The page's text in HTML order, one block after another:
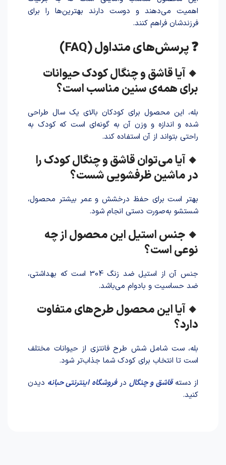
اهمیت می‌دهند و دوست دارند بهترین‌ها را برای
فرزندشان فراهم کنند.
❓ پرسش‌های متداول (FAQ)
🔸 آیا قاشق و چنگال کودک حیوانات
برای همه‌ی سنین مناسب است؟
بله، این محصول برای کودکان بالای یک سال طرا‌حی
شد‌ه و اندازه و وزن آن به گونه‌ای است که کودک به
راحتی بتواند از آن استفاده کند.
🔸 آیا می‌توان قاشق و چنگال کودک را
در ماشین ظرفشویی شست؟
بهتر است برای حفظ درخشش و عمر بیشتر محصول،
شستشو به‌صورت دستی انجام شود.
🔸 جنس استیل این محصول از چه
نوعی است؟
جنس آن از استیل ضد زنگ 304 است که بهداشتی،
ضد حساسیت و بادوام می‌باشد.
🔸 آیا این محصول طرح‌های متفاوت
دارد؟
بله، ست شامل شش طرح فانتزی از حیوانات مختلف
است تا انتخاب برای کودک شما جذاب‌تر شود.
از دستهقاشق و چنگالدرفروشگاه اینترنتی حبانه دیدن
کنید.